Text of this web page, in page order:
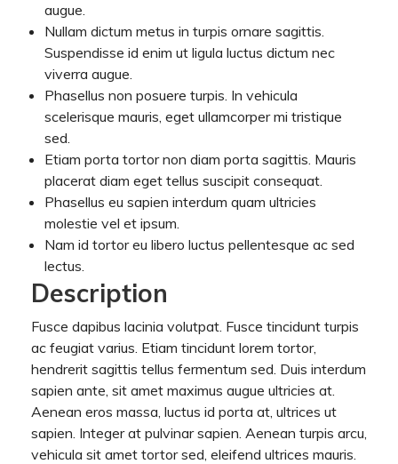
augue.
Nullam dictum metus in turpis ornare sagittis.
Suspendisse id enim ut ligula luctus dictum nec
viverra augue.
Phasellus non posuere turpis. In vehicula
scelerisque mauris, eget ullamcorper mi tristique
sed.
Etiam porta tortor non diam porta sagittis. Mauris
placerat diam eget tellus suscipit consequat.
Phasellus eu sapien interdum quam ultricies
molestie vel et ipsum.
Nam id tortor eu libero luctus pellentesque ac sed
lectus.
Description
Fusce dapibus lacinia volutpat. Fusce tincidunt turpis
ac feugiat varius. Etiam tincidunt lorem tortor,
hendrerit sagittis tellus fermentum sed. Duis interdum
sapien ante, sit amet maximus augue ultricies at.
Aenean eros massa, luctus id porta at, ultrices ut
sapien. Integer at pulvinar sapien. Aenean turpis arcu,
vehicula sit amet tortor sed, eleifend ultrices mauris.